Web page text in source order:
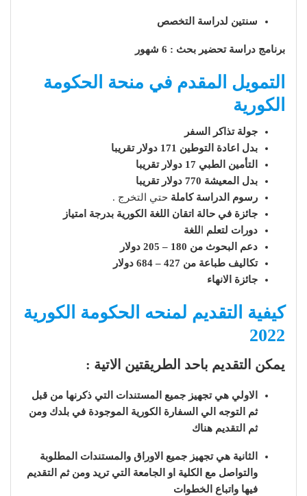
سنتين لدراسة التخصص
برنامج دراسة تحضير بحث : 6 شهور
التمويل المقدم في منحة الحكومة
الكورية
جولة تذاكر السفر
بدل اعادة التوطين 171 دولار تقريبا
التأمين الطبي 17 دولار تقريبا
بدل المعيشة 770 دولار تقريبا
رسوم الدراسة كاملة حتي التخرج .
جائزة في حالة اتقان اللغة الكورية بدرجة امتياز
دورات لتعلم
للغة
دعم البحوث من 180 – 205 دولار
تكاليف طباعة من 427 – 684 دولار
جائزة الانهاء
كيفية التقديم لمنحه الحكومة الكورية
2022
يمكن التقديم باحد الطريقتين الاتية :
الاولي هي تجهيز جميع المستندات التي ذكرنها من قبل
ثم التوجه الي السفارة الكورية الموجودة في بلدك ومن
ثم التقديم هناك
الثانية هي تجهيز جميع الاوراق والمستندات المطلوبة
والتواصل مع الكلية او الجامعة التي تريد ومن ثم التقديم
فيها واتباع الخطوات